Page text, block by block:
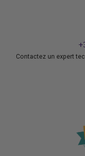
Contactez un expert